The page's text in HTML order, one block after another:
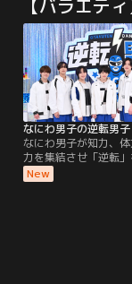
【バラエテ
なにわ男子の逆転男子
なにわ男子が知力、
力を集結させ「逆転
様々な企画に全力でチ
New